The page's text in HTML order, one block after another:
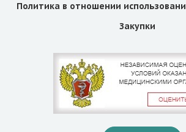
Политика в отношении
Закупки